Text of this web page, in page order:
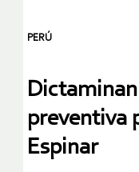
PERÚ
preventiva
Espinar